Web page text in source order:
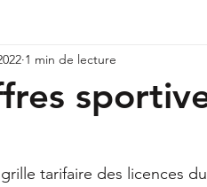
1 min de lecture
tarifaire des licences